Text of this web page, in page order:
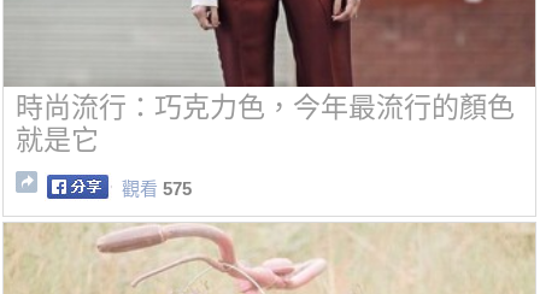
時尚流行：巧克力色，今年最流行的顏色
就是它
觀看 575